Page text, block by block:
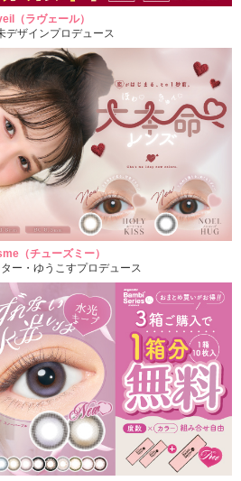
（ラヴェール）
デザインプロデュース
（チューズミー）
ー・ゆうこすプロデュース